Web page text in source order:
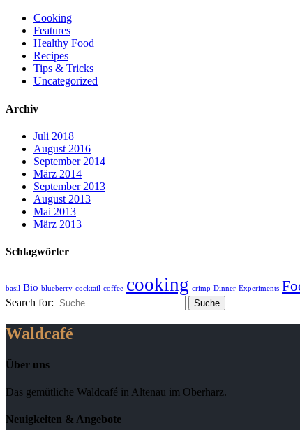
Cooking
Features
Healthy Food
Recipes
Tips & Tricks
Uncategorized
Archiv
Juli 2018
August 2016
September 2014
März 2014
September 2013
August 2013
Mai 2013
März 2013
Schlagwörter
basil Bio blueberry cocktail coffee cooking crimp Dinner Experiments
Search for:
Waldcafé
Über uns
Das gemütliche Waldcafé in Altenau im Oberharz.
Neuigkeiten & Angebote